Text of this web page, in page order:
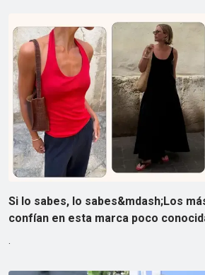
Si lo sabes, lo sabes&mdash;Los
confían en esta marca poco
.